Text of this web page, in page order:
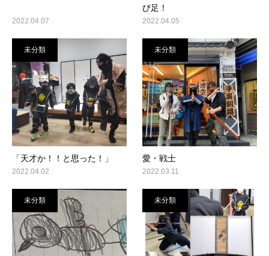
2022.04.07
び足！
2022.04.05
未分類
「天才か！！と思った！」
2022.04.02
未分類
愛・戦士
2022.03.11
未分類 未分類